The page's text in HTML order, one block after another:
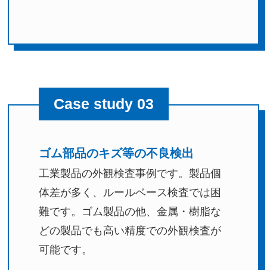
Case study 03
ゴム部品のキズ等の不良検出
工業製品の外観検査事例です。製品個
体差が多く、ルールベース検査では困
難です。ゴム製品の他、金属・樹脂な
どの製品でも高い精度での外観検査が
可能です。